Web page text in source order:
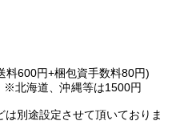
600円+梱包資手数料80円)
北海道、沖縄等は1500円
別途設定させて頂いておりま